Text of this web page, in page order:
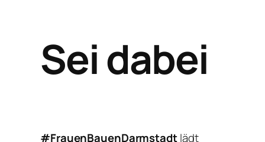
Sei dabei
#FrauenBauenDarmstadtlädt